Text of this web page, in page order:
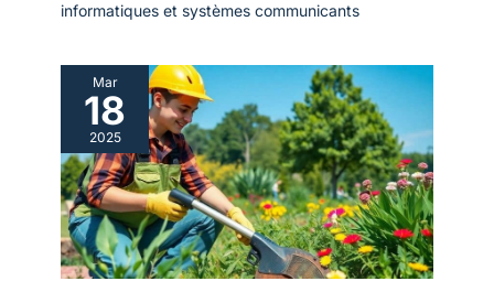
informatiques et systèmes communicants
Mar
18
2025